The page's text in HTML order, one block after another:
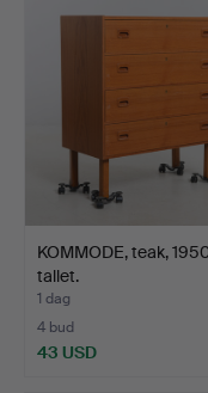
KOMMODE, teak,
tallet.
1 dag
4 bud
43 USD